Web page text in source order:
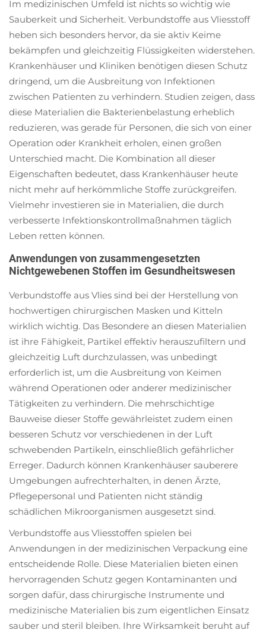
Im medizinischen Umfeld ist nichts so wichtig wie
Sauberkeit und Sicherheit. Verbundstoffe aus Vliesstoff
heben sich besonders hervor, da sie aktiv Keime
bekämpfen und gleichzeitig Flüssigkeiten widerstehen.
Krankenhäuser und Kliniken benötigen diesen Schutz
dringend, um die Ausbreitung von Infektionen
zwischen Patienten zu verhindern. Studien zeigen, dass
diese Materialien die Bakterienbelastung erheblich
reduzieren, was gerade für Personen, die sich von einer
Operation oder Krankheit erholen, einen großen
Unterschied macht. Die Kombination all dieser
Eigenschaften bedeutet, dass Krankenhäuser heute
nicht mehr auf herkömmliche Stoffe zurückgreifen.
Vielmehr investieren sie in Materialien, die durch
verbesserte Infektionskontrollmaßnahmen täglich
Leben retten können.
Anwendungen von zusammengesetzten
Nichtgewebenen Stoffen im Gesundheitswesen
Verbundstoffe aus Vlies sind bei der Herstellung von
hochwertigen chirurgischen Masken und Kitteln
wirklich wichtig. Das Besondere an diesen Materialien
ist ihre Fähigkeit, Partikel effektiv herauszufiltern und
gleichzeitig Luft durchzulassen, was unbedingt
erforderlich ist, um die Ausbreitung von Keimen
während Operationen oder anderer medizinischer
Tätigkeiten zu verhindern. Die mehrschichtige
Bauweise dieser Stoffe gewährleistet zudem einen
besseren Schutz vor verschiedenen in der Luft
schwebenden Partikeln, einschließlich gefährlicher
Erreger. Dadurch können Krankenhäuser sauberere
Umgebungen aufrechterhalten, in denen Ärzte,
Pflegepersonal und Patienten nicht ständig
schädlichen Mikroorganismen ausgesetzt sind.
Verbundstoffe aus Vliesstoffen spielen bei
Anwendungen in der medizinischen Verpackung eine
entscheidende Rolle. Diese Materialien bieten einen
hervorragenden Schutz gegen Kontaminanten und
sorgen dafür, dass chirurgische Instrumente und
medizinische Materialien bis zum eigentlichen Einsatz
sauber und steril bleiben. Ihre Wirksamkeit beruht auf